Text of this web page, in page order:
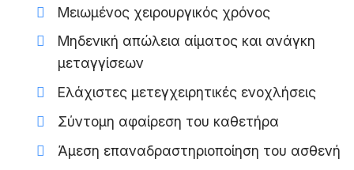
Μειωμένος χειρουργικός χρόνος
Μηδενική απώλεια αίματος και ανάγκη
μεταγγίσεων
Ελάχιστες μετεγχειρητικές ενοχλήσεις
Σύντομη αφαίρεση του καθετήρα
Άμεση επαναδραστηριοποίηση του ασθενή